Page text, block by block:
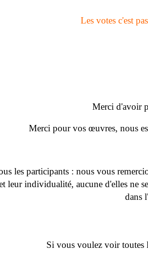
Les votes c'est
Merci d'avoir
Merci pour vos œuvres, nous
les participants : nous vous
leur individualité, aucune d'elles ne
dans
Si vous voulez voir toutes